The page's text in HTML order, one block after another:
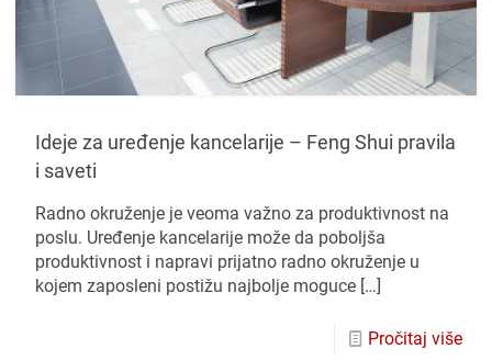
Ideje za uređenje kancelarije – Feng Shui pravila
i saveti
Radno okruženje je veoma važno za produktivnost na
poslu. Uređenje kancelarije može da poboljša
produktivnost i napravi prijatno radno okruženje u
kojem zaposleni postižu najbolje moguce […]
Pročitaj više